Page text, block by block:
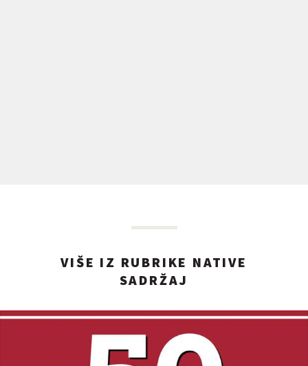
VIŠE IZ RUBRIKE NATIVE
SADRŽAJ